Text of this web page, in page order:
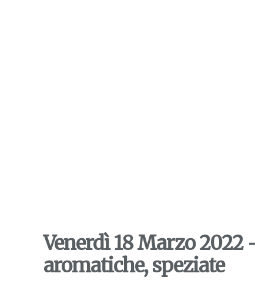
Venerdì 18 Marzo
aromatiche, speziate